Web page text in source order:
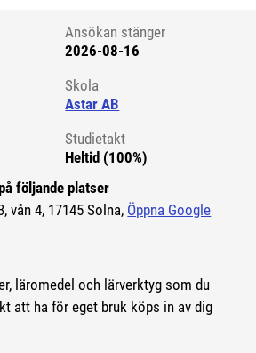
Ansökan stänger
2026-08-16
Skola
Astar AB
Studietakt
Heltid (100%)
följande platser
vån 4, 17145 Solna, Öppna Google
sida.)
läromedel och lärverktyg som du
att ha för eget bruk köps in av dig